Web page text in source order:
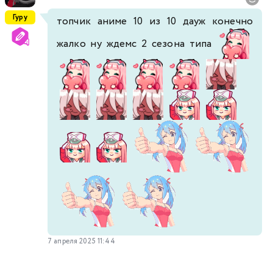
Гуру
топчик аниме 10 из 10 дауж конечно
жалко ну ждемс 2 сезона типа
7 апреля 2025 11:44